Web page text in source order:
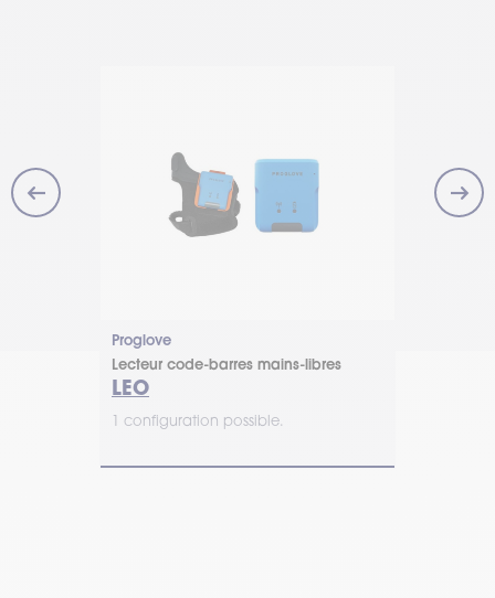
Proglove
Lecteur code-barres mains-libres
LEO
1 configuration possible.